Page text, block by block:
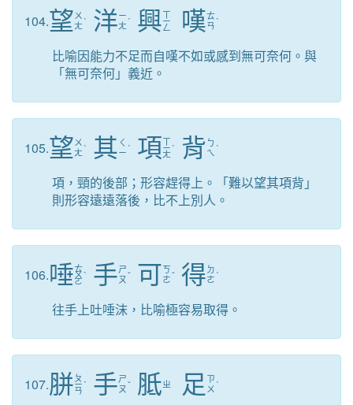
104.望 ㄨ
ㄤˋ 洋ㄧ
ㄤ ˊ 興ㄒ
ㄧ
ㄥ 嘆ㄊ
ㄢˋ
比喻因能力不足而自嘆不如或感到無可奈何。與
「無可奈何」義近。
105.望 ㄨ
ㄤˋ 其 ㄑ
ㄧ ˊ 項 ㄒ
ㄧ
ㄤ
ˋ 背 ㄅ
ㄟ ˋ
項，頸的後部；形容趕得上。「難以望其項背」
則形容遠遠落後，比不上別人。
106.唾ㄊ
ㄨ
ㄛ
ˋ 手ㄕ
ㄡˇ 可ㄎ
ㄜˇ 得 ㄉ
ㄜ ˊ
往手上吐唾沫，比喻極容易取得。
107.胼 ㄆ
ㄧ
ㄢ
ˊ 手ㄕ
ㄡˇ 胝ㄓ 足 ㄗ
ㄨ ˊ